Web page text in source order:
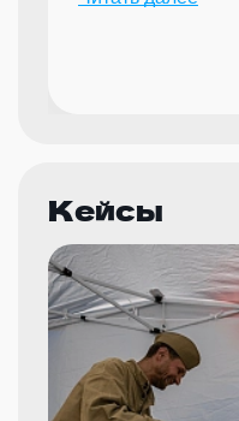
мероприятий.
Кейсы